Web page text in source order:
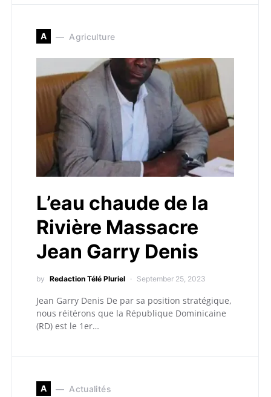
A Agriculture
L’eau chaude de la
Rivière Massacre
Jean Garry Denis
by Redaction Télé Pluriel September 25, 2023
Jean Garry Denis De par sa position stratégique,
nous réitérons que la République Dominicaine
(RD) est le 1er…
A Actualités